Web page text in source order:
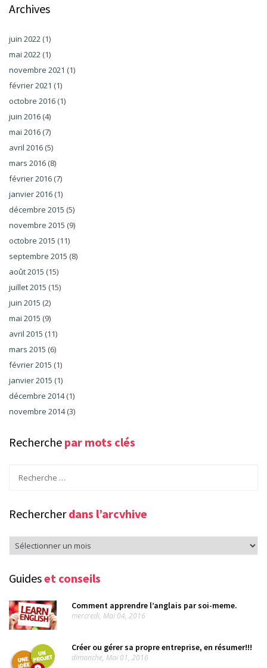
Archives
juin 2022 (1)
mai 2022 (1)
novembre 2021 (1)
février 2021 (1)
octobre 2016 (1)
juin 2016 (4)
mai 2016 (7)
avril 2016 (5)
mars 2016 (8)
février 2016 (7)
janvier 2016 (1)
décembre 2015 (5)
novembre 2015 (9)
octobre 2015 (11)
septembre 2015 (8)
août 2015 (15)
juillet 2015 (15)
juin 2015 (2)
mai 2015 (9)
avril 2015 (11)
mars 2015 (6)
février 2015 (1)
janvier 2015 (1)
décembre 2014(1)
novembre 2014(3)
Recherche par mots clés
Rechercherdans l’arcvhive
Rechercher
dans
Guideset conseils
Comment apprendre l’anglais par soi-meme.
mercredi, Mai 04, 2016
Créer ou gérer sa propre entreprise, en résumer!!!
dimanche, Mai 01, 2016